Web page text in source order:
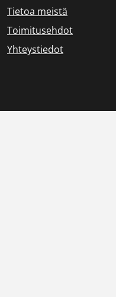
Tietoa meistä
Toimitusehdot
Yhteystiedot